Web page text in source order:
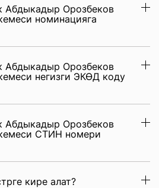
Абдыкадыр Орозбеков
номинацияга
Абдыкадыр Орозбеков
негизги ЭКӨД коду
Абдыкадыр Орозбеков
СТИН номери
кире алат?